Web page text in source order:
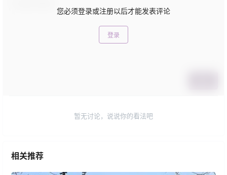
您必须登录或注册以后才能发表评论
登录
暂无讨论，说说你的看法吧
相关推荐